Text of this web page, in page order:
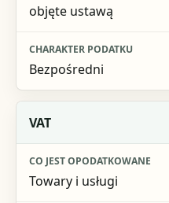
objęte ustawą
Bezpośredni
VAT
Towary i usługi